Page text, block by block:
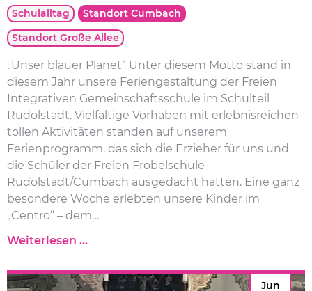
Schulalltag
Standort Cumbach
Standort Große Allee
„Unser blauer Planet“ Unter diesem Motto stand in
diesem Jahr unsere Feriengestaltung der Freien
Integrativen Gemeinschaftsschule im Schulteil
Rudolstadt. Vielfältige Vorhaben mit erlebnisreichen
tollen Aktivitäten standen auf unserem
Ferienprogramm, das sich die Erzieher für uns und
die Schüler der Freien Fröbelschule
Rudolstadt/Cumbach ausgedacht hatten. Eine ganz
besondere Woche erlebten unsere Kinder im
„Centro“ – dem…
Weiterlesen …
m
Jun